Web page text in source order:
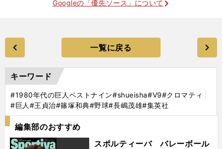
Googleの「優先ソース」について
一覧に戻る
キーワード
#1980年代の巨人ベストナイン#shueisha#V9#クロマティ
#巨人 #王貞治#篠塚和典#野球#長嶋茂雄#集英社
編集部のおすすめ
スポルティーバ バレーボール